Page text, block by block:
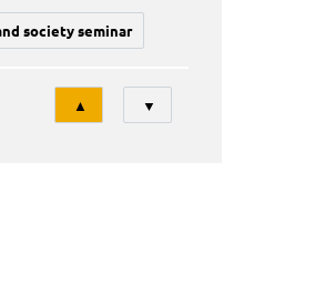
society seminar
Tri
▲ ▼